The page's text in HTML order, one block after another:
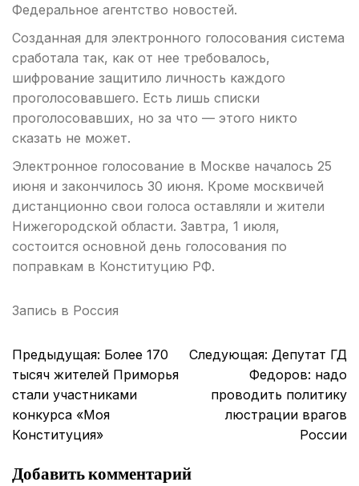
Федеральное агентство новостей.
Созданная для электронного голосования система
сработала так, как от нее требовалось,
шифрование защитило личность каждого
проголосовавшего. Есть лишь списки
проголосовавших, но за что — этого никто
сказать не может.
Электронное голосование в Москве началось 25
июня и закончилось 30 июня. Кроме москвичей
дистанционно свои голоса оставляли и жители
Нижегородской области. Завтра, 1 июля,
состоится основной день голосования по
поправкам в Конституцию РФ.
Запись в Россия
Навигация
по
Предыдущая: Более 170
тысяч жителей Приморья
стали участниками
конкурса «Моя
Конституция»
Следующая: Депутат ГД
Федоров: надо
проводить политику
люстрации врагов
России
Добавить комментарий